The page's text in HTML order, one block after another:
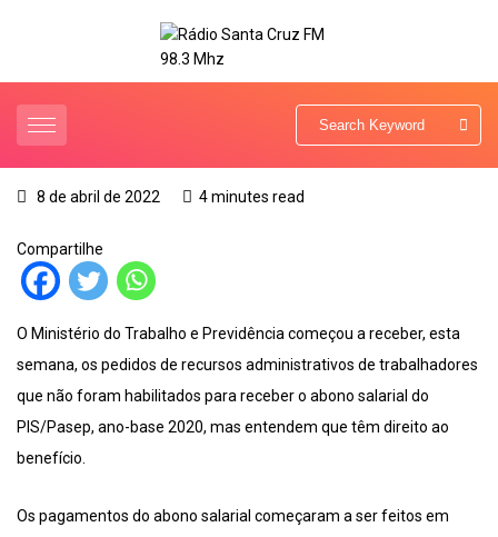
8 de abril de 2022 4 minutes read
Compartilhe
O Ministério do Trabalho e Previdência começou a receber, esta
semana, os pedidos de recursos administrativos de trabalhadores
que não foram habilitados para receber o abono salarial do
PIS/Pasep, ano-base 2020, mas entendem que têm direito ao
benefício.
Os pagamentos do abono salarial começaram a ser feitos em